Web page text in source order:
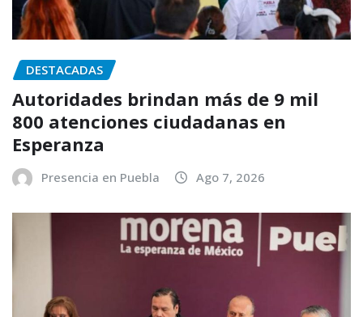
DESTACADAS
Autoridades brindan más de 9 mil
800 atenciones ciudadanas en
Esperanza
Presencia en Puebla Ago 7, 2026